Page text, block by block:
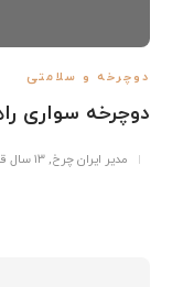
دوچرخه و سلامتی
دوچرخه سواری
مدیر ایران چرخ, ۱۳ سال قبل